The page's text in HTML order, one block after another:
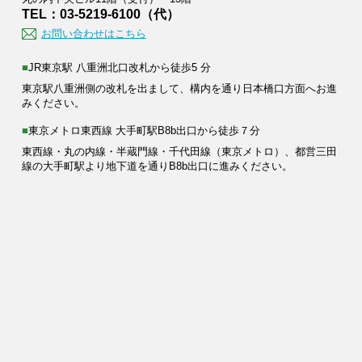
TEL：03-5219-6100（代）
お問い合わせはこちら
■JR東京駅 八重洲北口改札から徒歩5 分
東京駅八重洲側の改札を出まして、構内を通り日本橋口方面へお進
みください。
■東京メトロ東西線 大手町駅B8b出口から徒歩７分
東西線・丸の内線・半蔵門線・千代田線（東京メトロ）、都営三田
線の大手町駅より地下道を通りB8b出口に進みください。